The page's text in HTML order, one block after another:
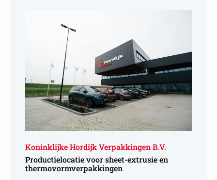
Koninklijke Hordijk Verpakkingen B.V.
Productielocatie voor sheet-extrusie en
thermovormverpakkingen